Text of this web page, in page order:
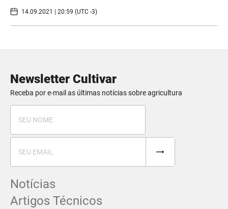
14.09.2021 | 20:59 (UTC -3)
Newsletter Cultivar
Receba por e-mail as últimas notícias sobre agricultura
Notícias
Artigos Técnicos